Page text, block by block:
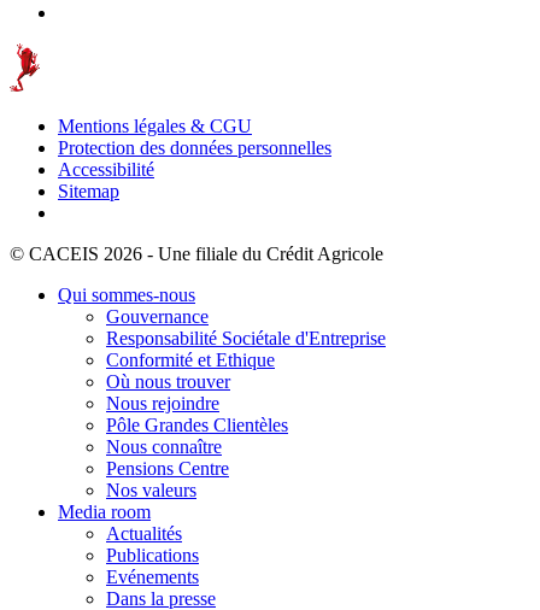
Mentions légales & CGU
Protection des données personnelles
Accessibilité
Sitemap
© CACEIS 2026 - Une filiale du Crédit Agricole
Qui sommes-nous
Gouvernance
Responsabilité Sociétale d'Entreprise
Conformité et Ethique
Où nous trouver
Nous rejoindre
Pôle Grandes Clientèles
Nous connaître
Pensions Centre
Nos valeurs
Media room
Actualités
Publications
Evénements
Dans la presse